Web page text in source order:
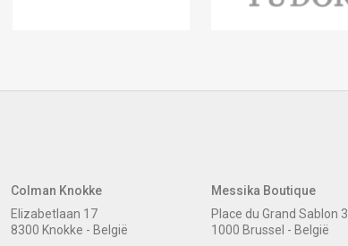
Colman Knokke
Elizabetlaan 17
8300 Knokke - België
Messika Boutique
Place du Grand Sablon 3
1000 Brussel - België